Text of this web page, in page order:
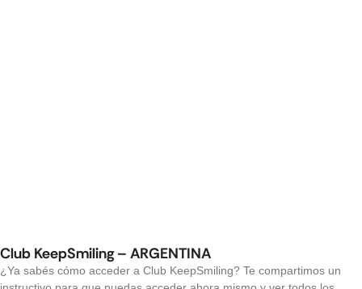
Club KeepSmiling – ARGENTINA
¿Ya sabés cómo acceder a Club KeepSmiling? Te compartimos un